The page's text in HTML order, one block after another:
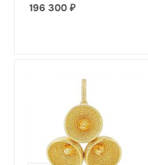
196 300 ₽